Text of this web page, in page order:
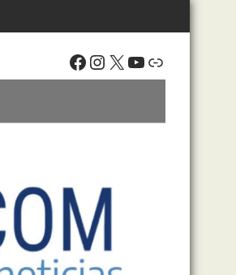
Facebook
Instagram
X YouTube
Enlace